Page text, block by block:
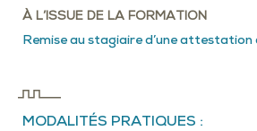
À L’ISSUE DE LA FORMATION
Remise au stagiaire d’une
MODALITÉS PRATIQUES :